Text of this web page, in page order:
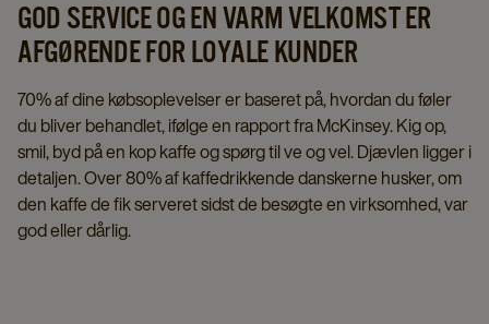
GOD SERVICE OG EN VARM VELKOMST ER
AFGØRENDE FOR LOYALE KUNDER
70% af dine købsoplevelser er baseret på, hvordan du føler
du bliver behandlet, ifølge en rapport fra McKinsey. Kig op,
smil, byd på en kop kaffe og spørg til ve og vel. Djævlen ligger i
detaljen. Over 80% af kaffedrikkende danskerne husker, om
den kaffe de fik serveret sidst de besøgte en virksomhed, var
god eller dårlig.